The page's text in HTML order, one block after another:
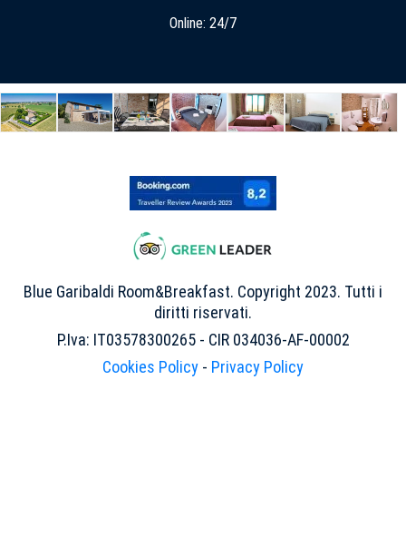
Online: 24/7
Blue Garibaldi Room&Breakfast. Copyright 2023. Tutti i
diritti riservati.
P.Iva: IT03578300265 - CIR 034036-AF-00002
Cookies Policy - Privacy Policy